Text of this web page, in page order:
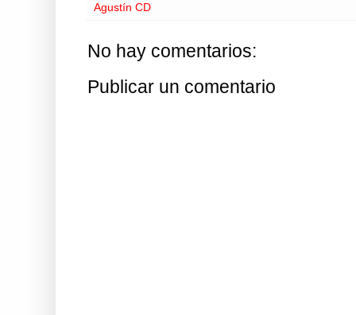
Agustín CD
No hay comentarios:
Publicar un comentario